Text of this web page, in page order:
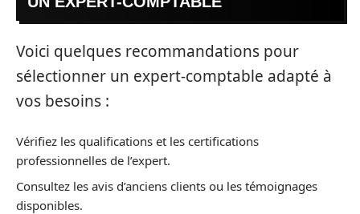
Voici quelques recommandations pour
sélectionner un expert-comptable adapté à
vos besoins :
Vérifiez les qualifications et les certifications
professionnelles de l’expert.
Consultez les avis d’anciens clients ou les témoignages
disponibles.